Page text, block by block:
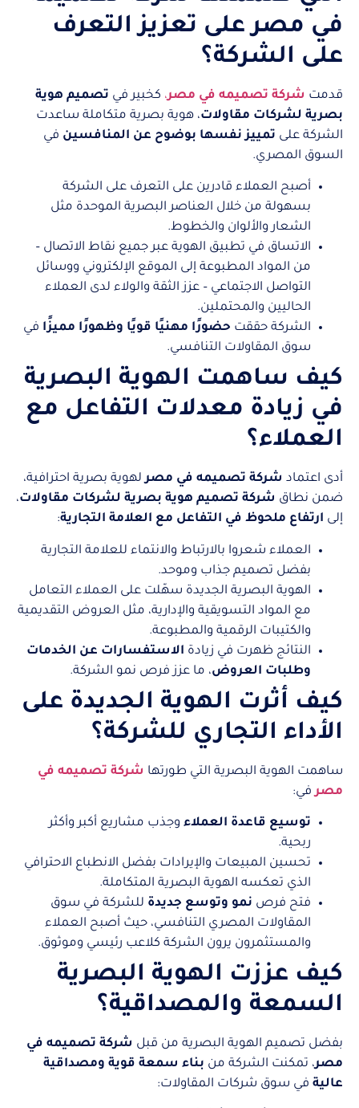
في مصر على تعزيز التعرف
على الشركة؟
قدمت شركة تصميمه في مصر، كخبير في تصميم هوية
بصرية لشركات مقاولات، هوية بصرية متكاملة ساعدت
الشركة على تمييز نفسها بوضوح عن المنافسين في
السوق المصري.
أصبح العملاء قادرين على التعرف على الشركة
بسهولة من خلال العناصر البصرية الموحدة مثل
الشعار والألوان والخطوط.
الاتساق في تطبيق الهوية عبر جميع نقاط الاتصال –
من المواد المطبوعة إلى الموقع الإلكتروني ووسائل
التواصل الاجتماعي – عزز الثقة والولاء لدى العملاء
الحاليين والمحتملين.
الشركة حققت حضورًا مهنيًا قويًا وظهورًا مميزًا في
سوق المقاولات التنافسي.
كيف ساهمت الهوية البصرية
في زيادة معدلات التفاعل مع
العملاء؟
أدى اعتماد شركة تصميمه في مصرلهوية بصرية احترافية،
ضمن نطاق شركة تصميم هوية بصرية لشركات مقاولات،
إلى ارتفاع ملحوظ في التفاعل مع العلامة التجارية:
العملاء شعروا بالارتباط والانتماء للعلامة التجارية
بفضل تصميم جذاب وموحد.
الهوية البصرية الجديدة سهّلت على العملاء التعامل
مع المواد التسويقية والإدارية، مثل العروض التقديمية
والكتيبات الرقمية والمطبوعة.
النتائج ظهرت في زيادة الاستفسارات عن الخدمات
وطلبات العروض، ما عزز فرص نمو الشركة.
كيف أثرت الهوية الجديدة على
الأداء التجاري للشركة؟
ساهمت الهوية البصرية التي طورتها شركة تصميمه في
مصرفي:
توسيع قاعدة العملاء وجذب مشاريع أكبر وأكثر
ربحية.
تحسين المبيعات والإيرادات بفضل الانطباع الاحترافي
الذي تعكسه الهوية البصرية المتكاملة.
فتح فرص نمو وتوسع جديدة للشركة في سوق
المقاولات المصري التنافسي، حيث أصبح العملاء
والمستثمرون يرون الشركة كلاعب رئيسي وموثوق.
كيف عززت الهوية البصرية
السمعة والمصداقية؟
بفضل تصميم الهوية البصرية من قبل شركة تصميمه في
مصر، تمكنت الشركة من بناء سمعة قوية ومصداقية
عالية في سوق شركات المقاولات: